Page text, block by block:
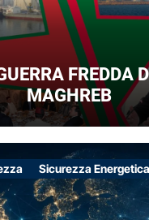
FREDDA
MAGHREB
Sicurezza Energetica